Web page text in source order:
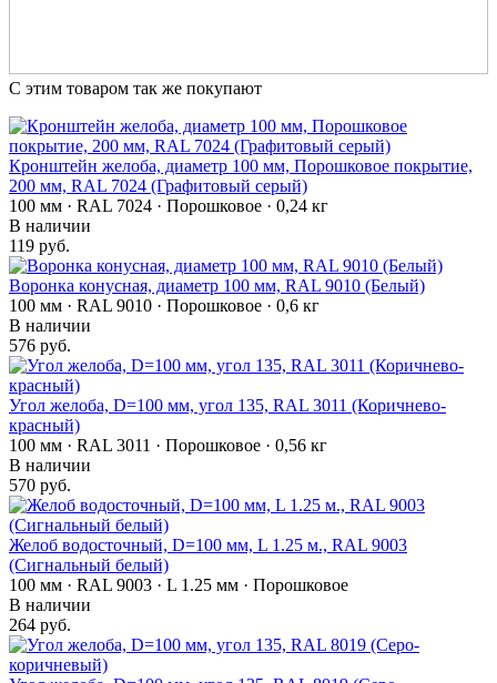
С этим товаром так же покупают
Кронштейн желоба, диаметр 100 мм, Порошковое покрытие,
200 мм, RAL 7024 (Графитовый серый)
100 мм · RAL 7024 · Порошковое · 0,24 кг
В наличии
119 руб.
Воронка конусная, диаметр 100 мм, RAL 9010 (Белый)
100 мм · RAL 9010 · Порошковое · 0,6 кг
В наличии
576 руб.
Угол желоба, D=100 мм, угол 135, RAL 3011 (Коричнево-
красный)
100 мм · RAL 3011 · Порошковое · 0,56 кг
В наличии
570 руб.
Желоб водосточный, D=100 мм, L 1.25 м., RAL 9003
(Сигнальный белый)
100 мм · RAL 9003 · L 1.25 мм · Порошковое
В наличии
264 руб.